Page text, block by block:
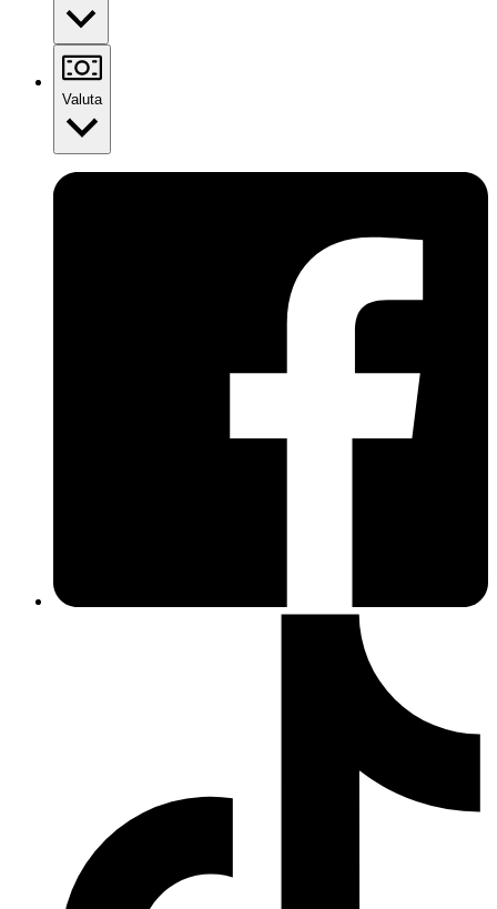
Valuta